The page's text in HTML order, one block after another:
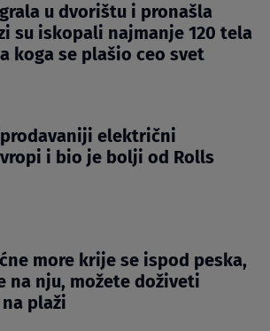
u dvorištu i pronašla
su iskopali najmanje 120 tela
koga se plašio ceo svet
električni
i bio je bolji od Rolls
more krije se ispod peska,
na nju, možete doživeti
plaži